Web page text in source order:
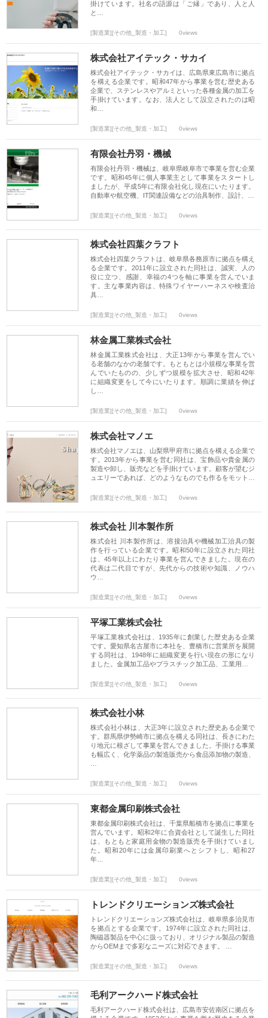
掛けています。社名の語源は「ご縁」であり、人と人
と…
[製造業][その他_製造・加工] 0views
株式会社アイテック・サカイ
株式会社アイテック・サカイは、広島県東広島市に拠点
を構える企業です。昭和47年から事業を営む歴史ある
企業で、ステンレスやアルミといった各種金属の加工を
手掛けています。なお、法人として設立されたのは昭
和…
[製造業][その他_製造・加工] 0views
有限会社丹羽・機械
有限会社丹羽・機械は、岐阜県岐阜市で事業を営む企業
です。昭和45年に個人事業主として事業をスタートし
ましたが、平成5年に有限会社化し現在にいたります。
自動車や航空機、IT関連設備などの治具制作、設計、…
[製造業][その他_製造・加工] 0views
株式会社四葉クラフト
株式会社四葉クラフトは、岐阜県各務原市に拠点を構え
る企業です。2011年に設立された同社は、誠実、人の
役に立つ、感謝、幸福の4つを軸に事業を営んでいま
す。主な事業内容は、特殊ワイヤーハーネスや検査治
具…
[製造業][その他_製造・加工] 0views
林金属工業株式会社
林金属工業株式会社は、大正13年から事業を営んでい
る老舗のなかの老舗です。もともとは小規模な事業を営
んでいたものの、少しずつ規模を拡大させ、昭和42年
に組織変更をして今にいたります。順調に業績を伸ば
し…
[製造業][その他_製造・加工] 0views
株式会社マノエ
株式会社マノエは、山梨県甲府市に拠点を構える企業で
す。2013年から事業を営む同社は、宝飾品や貴金属の
製造や卸し、販売などを手掛けています。顧客が望むジ
ュエリーであれば、どのようなものでも作るをモット…
[製造業][その他_製造・加工] 0views
株式会社 川本製作所
株式会社 川本製作所は、溶接治具や機械加工治具の製
作を行っている企業です。昭和50年に設立された同社
は、45年以上にわたり事業を営んできました。現在の
代表は二代目ですが、先代からの技術や知識、ノウハ
ウ…
[製造業][その他_製造・加工] 0views
平塚工業株式会社
平塚工業株式会社は、1935年に創業した歴史ある企業
です。愛知県名古屋市に本社を、豊橋市に営業所を展開
する同社は、1948年に組織変更を行い現在の形になり
ました。金属加工品やプラスチック加工品、工業用…
[製造業][その他_製造・加工] 0views
株式会社小林
株式会社小林は、大正3年に設立された歴史ある企業で
す。群馬県伊勢崎市に拠点を構える同社は、長きにわた
り地元に根ざして事業を営んできました。手掛ける事業
も幅広く、化学薬品の製造販売から食品添加物の製造、
[製造業][その他_製造・加工] 0views
東都金属印刷株式会社
東都金属印刷株式会社は、千葉県船橋市を拠点に事業を
営んでいます。昭和2年に合資会社として誕生した同社
は、もともと家庭用金物の製造販売を手掛けていまし
た。昭和20年には金属印刷業へとシフトし、昭和27
年…
[製造業][その他_製造・加工] 0views
トレンドクリエーションズ株式会社
トレンドクリエーションズ株式会社は、岐阜県多治見市
を拠点とする企業です。1974年に設立された同社は、
陶磁器製品を中心に扱っており、オリジナル製品の製造
からOEMまで多彩なニーズに対応できます。 …
[製造業][その他_製造・加工] 0views
毛利アークハード株式会社
毛利アークハード株式会社は、広島市安佐南区に拠点を